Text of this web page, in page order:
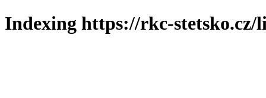
Indexing https://rkc-stetsko.cz/